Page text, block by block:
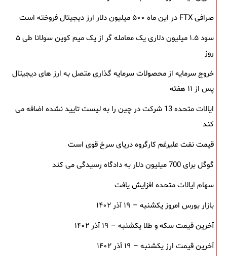
صرافی FTX در این ماه ۵۰۰ میلیون دلار ارز دیجیتال فروخته است
سود ۱.۵ میلیون دلاری یک معامله ‌گر از یک میم‌ کوین سولانا طی ۵
روز
خروج سرمایه از محصولات سرمایه ‌گذاری متصل به ارز های دیجیتال
پس از ۱۱ هفته
ایالات متحده 13 شرکت در چین را به لیست تایید نشده اضافه می
کند
قیمت نفت علیرغم کارگروه دریای سرخ قوی است
گوگل برای 700 میلیون دلار به دادگاه رسیدگی می کند
سهام ایالات متحده افزایش یافت
بازار بورس امروز یکشنبه – ۱۹ آذر ۱۴۰۲
آخرین قیمت سکه و طلا یکشنبه – ۱۹ آذر ۱۴۰۲
آخرین قیمت ارز یکشنبه – ۱۹ آذر ۱۴۰۲